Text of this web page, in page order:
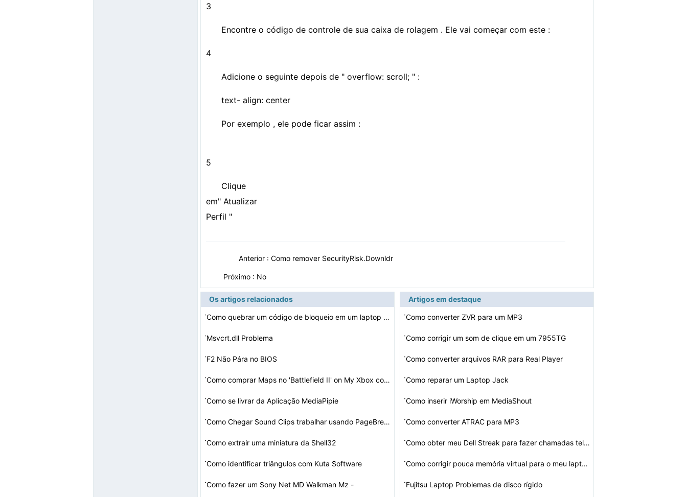
3
Encontre o código de controle de sua caixa de rolagem . Ele vai começar com este :
4
Adicione o seguinte depois de " overflow: scroll; " :
text- align: center
Por exemplo , ele pode ficar assim :
5
Clique
em" Atualizar
Perfil "
Anterior : Como remover SecurityRisk.Downldr
Próximo : No
Os artigos relacionados
·
Como quebrar um código de bloqueio em um laptop gatewa…
·Msvcrt.dll Problema
·F2 Não Pára no BIOS
· Como comprar Maps no 'Battlefield II' on My Xbox com um…
·Como se livrar da Aplicação MediaPipie
· Como Chegar Sound Clips trabalhar usando PageBreeze
·Como extrair uma miniatura da Shell32
·Como identificar triângulos com Kuta Software
·Como fazer um Sony Net MD Walkman Mz -
Artigos em destaque
·Como converter ZVR para um MP3
·Como corrigir um som de clique em um 7955TG
·Como converter arquivos RAR para Real Player
·Como reparar um Laptop Jack
·Como inserir iWorship em MediaShout
·Como converter ATRAC para MP3
· Como obter meu Dell Streak para fazer chamadas telefôn…
· Como corrigir pouca memória virtual para o meu laptop
·Fujitsu Laptop Problemas de disco rígido